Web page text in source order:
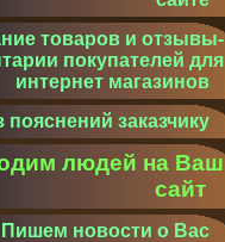
товаров и отзывы-
покупателей для
интернет магазинов
пояснений заказчику
людей на Ваш
сайт
Пишем новости о Вас